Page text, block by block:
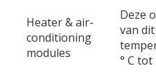
Heater & air-
conditioning
modules
Deze
van
° C tot